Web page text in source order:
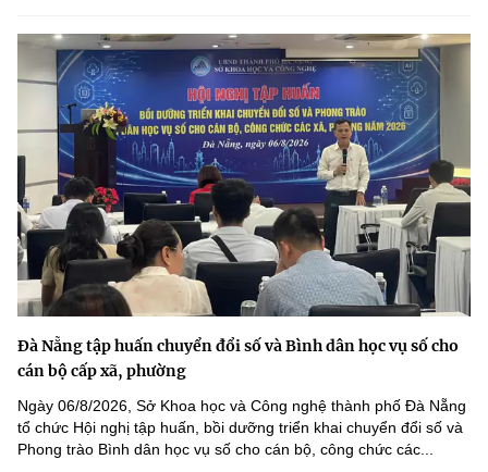
Đà Nẵng tập huấn chuyển đổi số và Bình dân học vụ số cho
cán bộ cấp xã, phường
Ngày 06/8/2026, Sở Khoa học và Công nghệ thành phố Đà Nẵng
tổ chức Hội nghị tập huấn, bồi dưỡng triển khai chuyển đổi số và
Phong trào Bình dân học vụ số cho cán bộ, công chức các...